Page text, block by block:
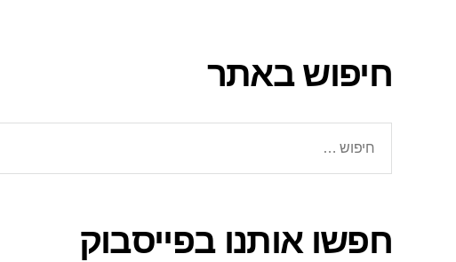
חיפוש באתר
חפשו אותנו בפייסבוק